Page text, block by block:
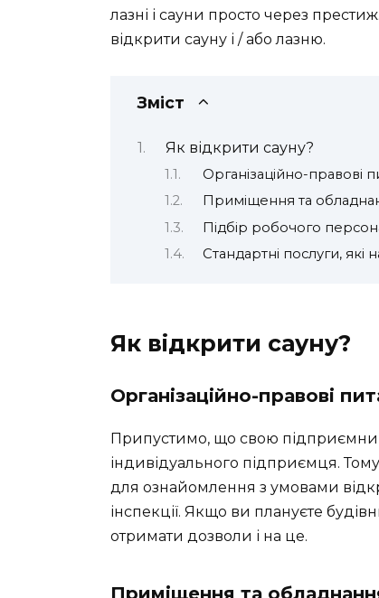
лазні і сауни просто через
відкрити сауну і / або лазню.
Зміст
Як відкрити сауну?
Організаційно-правові
Приміщення та
Підбір робочого
Стандартні послуги, які
Як відкрити сауну?
Організаційно-правові
Припустимо, що свою
індивідуального підприємця.
для ознайомлення з умовами
інспекції. Якщо ви плануєте
отримати дозволи і на це.
Приміщення та